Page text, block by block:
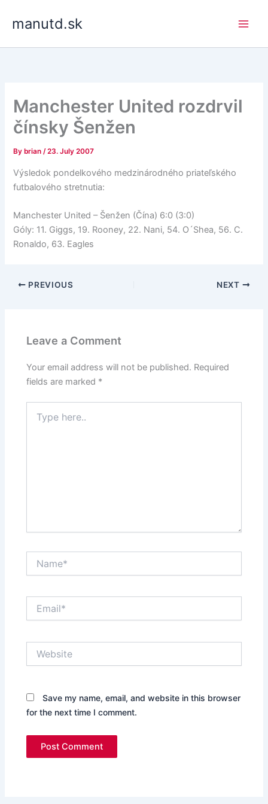
manutd.sk
Manchester United rozdrvil
čínsky Šenžen
By brian/23. July 2007
Výsledok pondelkového medzinárodného priateľského
futbalového stretnutia:
Manchester United – Šenžen (Čína) 6:0 (3:0)
Góly: 11. Giggs, 19. Rooney, 22. Nani, 54. O´Shea, 56. C.
Ronaldo, 63. Eagles
PREVIOUS NEXT
Leave a Comment
Your email address will not be published. Required
fields are marked *
here..
Save my name, email, and website in this browser
for the next time I comment.